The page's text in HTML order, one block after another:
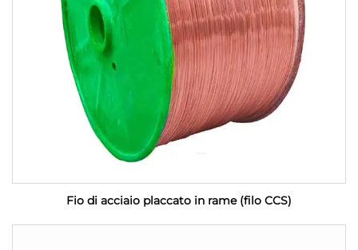
Fio di acciaio placcato in rame (filo CCS)